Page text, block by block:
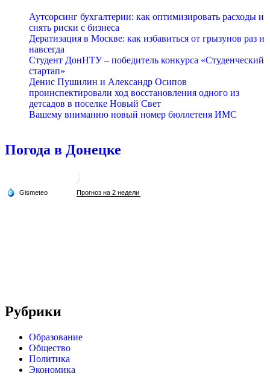
Аутсорсинг бухгалтерии: как оптимизировать расходы и
снять риски с бизнеса
Дератизация в Москве: как избавиться от грызунов раз и
навсегда
Студент ДонНТУ – победитель конкурса «Студенческий
стартап»
Денис Пушилин и Александр Осипов
проинспектировали ход восстановления одного из
детсадов в поселке Новый Свет
Вашему вниманию новый номер бюллетеня ИМС
Погода в Донецке
Рубрики
Образование
Общество
Политика
Экономика